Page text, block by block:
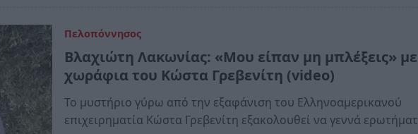
Πελοπόννησος
Βλαχιώτη Λακωνίας: «Μου είπαν μη μπλέξεις»
χωράφια του Κώστα Γρεβενίτη (video)
Το μυστήριο γύρω από την εξαφάνιση του Ελληνοαμερικανού
επιχειρηματία Κώστα Γρεβενίτη εξακολουθεί να γεννά